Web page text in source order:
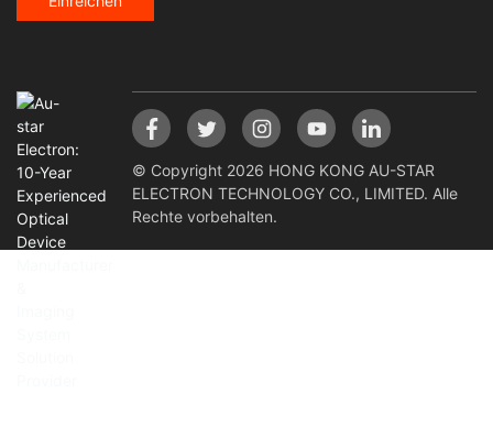
© Copyright 2026 HONG KONG AU-STAR
ELECTRON TECHNOLOGY CO., LIMITED. Alle
Rechte vorbehalten.